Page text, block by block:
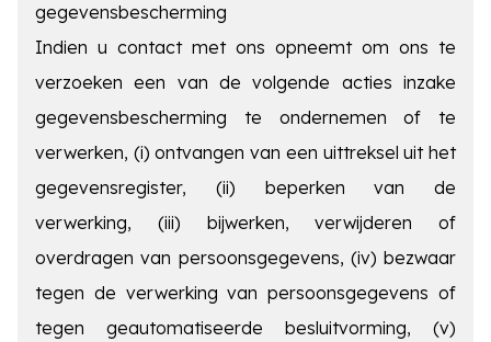
gegevensbescherming
Indien u contact met ons opneemt om ons te
verzoeken een van de volgende acties inzake
gegevensbescherming te ondernemen of te
verwerken, (i) ontvangen van een uittreksel uit het
gegevensregister, (ii) beperken van de
verwerking, (iii) bijwerken, verwijderen of
overdragen van persoonsgegevens, (iv) bezwaar
tegen de verwerking van persoonsgegevens of
tegen geautomatiseerde besluitvorming, (v)